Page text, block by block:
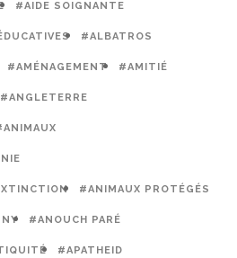
#AIDE SOIGNANTE
#ALBATROS
#AMÉNAGEMENT #AMITIÉ
#ANGLETERRE
#ANIMAUX PROTÉGÉS
#ANOUCH PARÉ
#APATHEID